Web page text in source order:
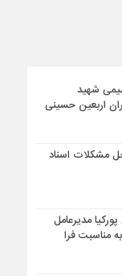
شهید
اربعین حسینی
مشکلات اسناد
مدیرعامل
مناسبت فرا